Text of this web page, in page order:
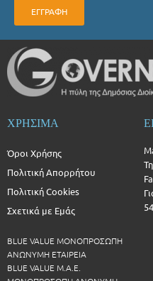
ΕΓΓΡΑΦΗ
ΧΡΗΣΙΜΑ
Όροι Χρήσης
Πολιτική Απορρήτου
Πολιτική Cookies
Σχετικά με Εμάς
BLUE VALUE ΜΟΝΟΠΡΟΣΩΠΗ
ΑΝΩΝΥΜΗ ΕΤΑΙΡΕΙΑ
BLUE VALUE Μ.Α.Ε.